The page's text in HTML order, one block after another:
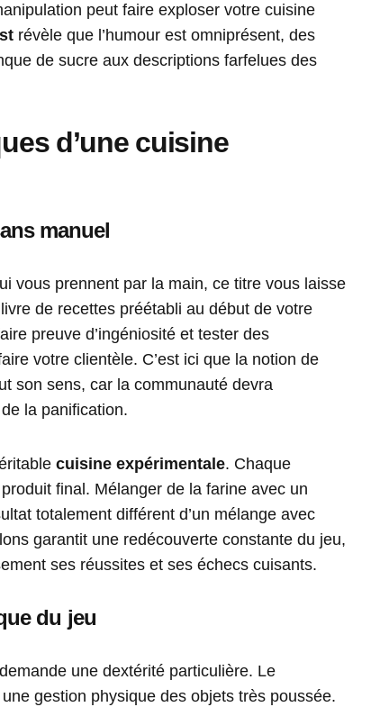
peut faire exploser votre cuisine
révèle que l’humour est omniprésent, des
de sucre aux descriptions farfelues des
d’une cuisine
manuel
vous prennent par la main, ce titre vous laisse
de recettes préétabli au début de votre
preuve d’ingéniosité et tester des
votre clientèle. C’est ici que la notion de
son sens, car la communauté devra
la panification.
cuisine expérimentale. Chaque
final. Mélanger de la farine avec un
totalement différent d’un mélange avec
garantit une redécouverte constante du jeu,
ses réussites et ses échecs cuisants.
du jeu
une dextérité particulière. Le
gestion physique des objets très poussée.